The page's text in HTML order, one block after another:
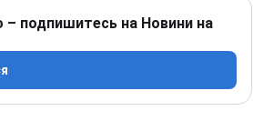
– подпишитесь на Новини на